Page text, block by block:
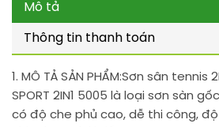
Mô tả
Thông tin thanh toán
1. MÔ TẢ SẢN PHẨM:Sơn sân tennis
SPORT 2IN1 5005 là loại sơn sàn
có độ che phủ cao, dễ thi công,